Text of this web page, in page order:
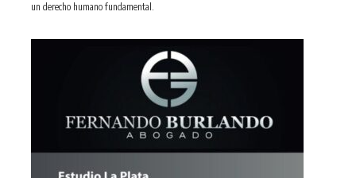
un derecho humano fundamental.